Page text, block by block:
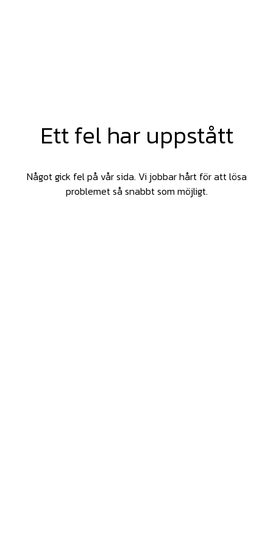
Ett fel har uppstått
Något gick fel på vår sida. Vi jobbar hårt för att lösa
problemet så snabbt som möjligt.